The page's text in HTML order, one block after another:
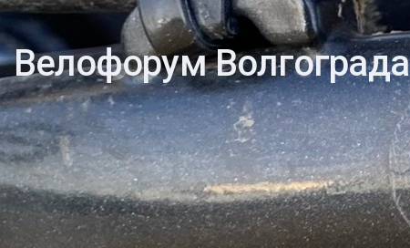
Велофорум Волгограда